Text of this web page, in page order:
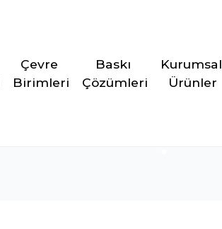
Çevre
Birimleri
Baskı
Çözümleri
Kurumsal
Ürünler